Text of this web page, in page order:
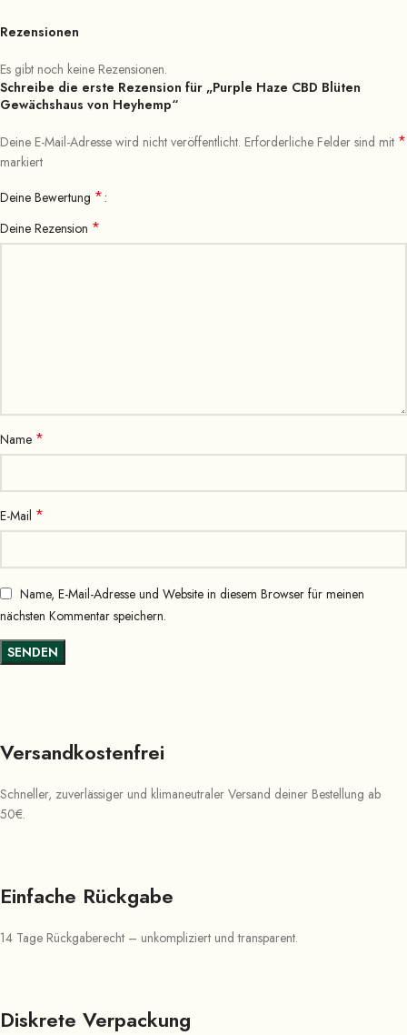
Rezensionen
Es gibt noch keine Rezensionen.
Schreibe die erste Rezension für „Purple Haze CBD Blüten
Gewächshaus von Heyhemp“
Deine E-Mail-Adresse wird nicht veröffentlicht. Erforderliche Felder sind mit *
markiert
Deine Bewertung *
Deine Rezension *
Name *
E-Mail *
Name, E-Mail-Adresse und Website in diesem Browser für meinen
nächsten Kommentar speichern.
Versandkostenfrei
Schneller, zuverlässiger und klimaneutraler Versand deiner Bestellung ab
50€.
Einfache Rückgabe
14 Tage Rückgaberecht – unkompliziert und transparent.
Diskrete Verpackung